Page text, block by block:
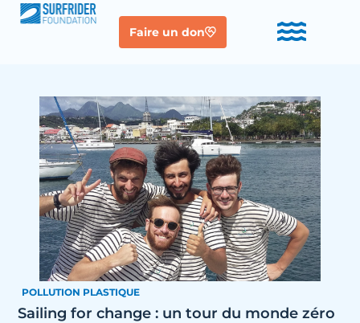
Faire un don
POLLUTION PLASTIQUE
Sailing for change : un tour du monde zéro